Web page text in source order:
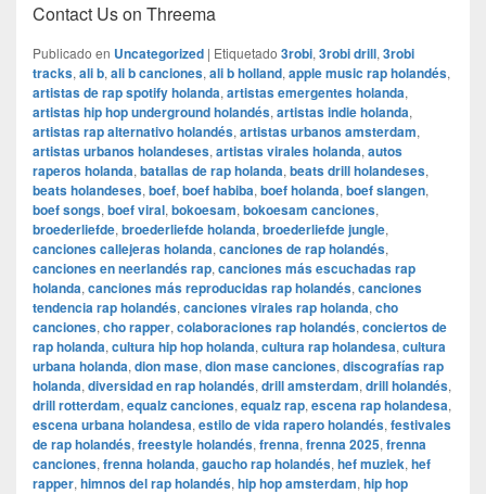
Contact Us on Threema
Publicado en Uncategorized | Etiquetado 3robi, 3robi drill, 3robi
tracks, ali b, ali b canciones, ali b holland, apple music rap holandés,
artistas de rap spotify holanda, artistas emergentes holanda,
artistas hip hop underground holandés, artistas indie holanda,
artistas rap alternativo holandés, artistas urbanos amsterdam,
artistas urbanos holandeses, artistas virales holanda, autos
raperos holanda, batallas de rap holanda, beats drill holandeses,
beats holandeses, boef, boef habiba, boef holanda, boef slangen,
boef songs, boef viral, bokoesam, bokoesam canciones,
broederliefde, broederliefde holanda, broederliefde jungle,
canciones callejeras holanda, canciones de rap holandés,
canciones en neerlandés rap, canciones más escuchadas rap
holanda, canciones más reproducidas rap holandés, canciones
tendencia rap holandés, canciones virales rap holanda, cho
canciones, cho rapper, colaboraciones rap holandés, conciertos de
rap holanda, cultura hip hop holanda, cultura rap holandesa, cultura
urbana holanda, dion mase, dion mase canciones, discografías rap
holanda, diversidad en rap holandés, drill amsterdam, drill holandés,
drill rotterdam, equalz canciones, equalz rap, escena rap holandesa,
escena urbana holandesa, estilo de vida rapero holandés, festivales
de rap holandés, freestyle holandés, frenna, frenna 2025, frenna
canciones, frenna holanda, gaucho rap holandés, hef muziek, hef
rapper, himnos del rap holandés, hip hop amsterdam, hip hop